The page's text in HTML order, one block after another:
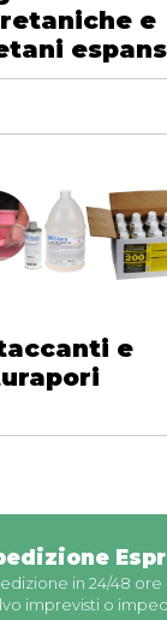
e
e
in 24/48 ore
imprevisti o